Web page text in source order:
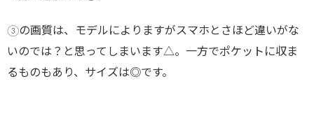
③の画質は、モデルによりますがスマホとさほど違いがな
いのでは？と思ってしまいます△。一方でポケットに収ま
るものもあり、サイズは◎です。